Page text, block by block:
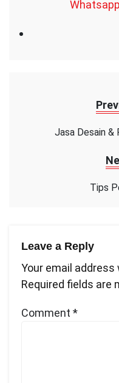
Jasa Desain &
Tips
Leave a Reply
Your email address
Required fields are
Comment *